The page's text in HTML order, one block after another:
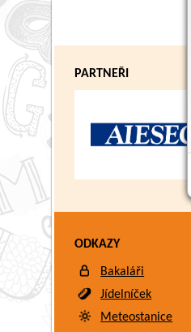
PARTNEŘI
ODKAZY
Bakaláři
Jídelníček
Meteostanice